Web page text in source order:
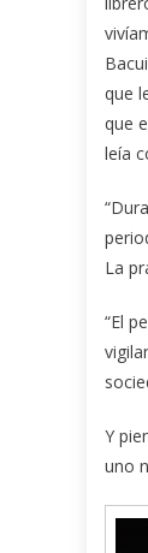
que
que
leía
La
“El
Y
uno